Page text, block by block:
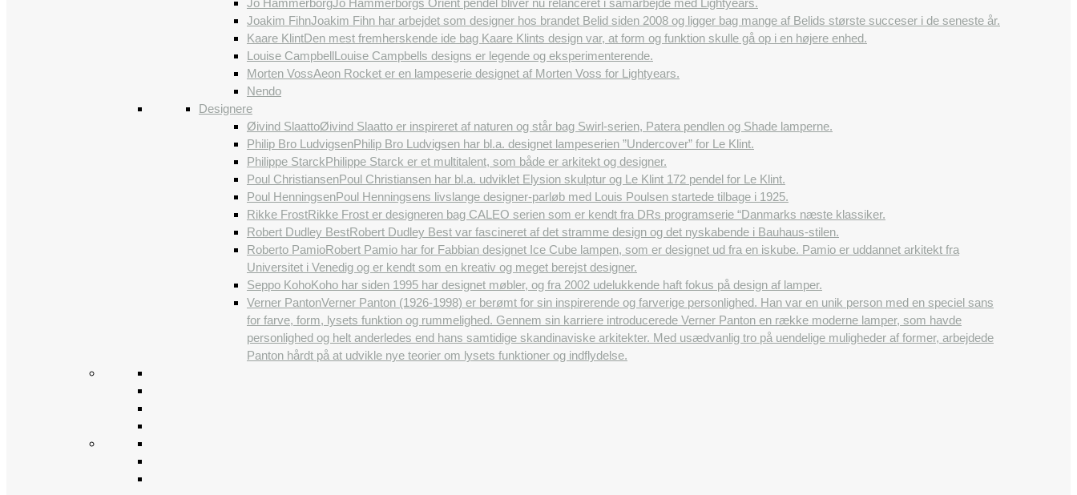
Jo HammerborgJo Hammerborgs Orient pendel bliver nu relanceret i samarbejde med Lightyears.
Joakim FihnJoakim Fihn har arbejdet som designer hos brandet Belid siden 2008 og ligger bag mange af Belids største succeser i de seneste år.
Kaare KlintDen mest fremherskende ide bag Kaare Klints design var, at form og funktion skulle gå op i en højere enhed.
Louise CampbellLouise Campbells designs er legende og eksperimenterende.
Morten VossAeon Rocket er en lampeserie designet af Morten Voss for Lightyears.
Nendo
Designere
Øivind SlaattoØivind Slaatto er inspireret af naturen og står bag Swirl-serien, Patera pendlen og Shade lamperne.
Philip Bro LudvigsenPhilip Bro Ludvigsen har bl.a. designet lampeserien ”Undercover” for Le Klint.
Philippe StarckPhilippe Starck er et multitalent, som både er arkitekt og designer.
Poul ChristiansenPoul Christiansen har bl.a. udviklet Elysion skulptur og Le Klint 172 pendel for Le Klint.
Poul HenningsenPoul Henningsens livslange designer-parløb med Louis Poulsen startede tilbage i 1925.
Rikke FrostRikke Frost er designeren bag CALEO serien som er kendt fra DRs programserie “Danmarks næste klassiker.
Robert Dudley BestRobert Dudley Best var fascineret af det stramme design og det nyskabende i Bauhaus-stilen.
Roberto PamioRobert Pamio har for Fabbian designet Ice Cube lampen, som er designet ud fra en iskube. Pamio er uddannet arkitekt fra
Universitet i Venedig og er kendt som en kreativ og meget berejst designer.
Seppo KohoKoho har siden 1995 har designet møbler, og fra 2002 udelukkende haft fokus på design af lamper.
Verner PantonVerner Panton (1926-1998) er berømt for sin inspirerende og farverige personlighed. Han var en unik person med en speciel sans
for farve, form, lysets funktion og rummelighed. Gennem sin karriere introducerede Verner Panton en række moderne lamper, som havde
personlighed og helt anderledes end hans samtidige skandinaviske arkitekter. Med usædvanlig tro på uendelige muligheder af former, arbejdede
Panton hårdt på at udvikle nye teorier om lysets funktioner og indflydelse.